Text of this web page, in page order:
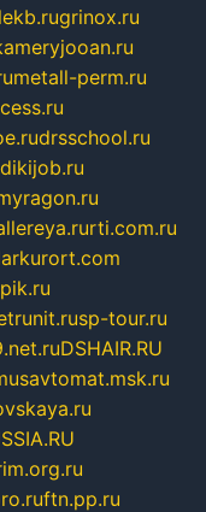
grinox.ru
metall-perm.ru
drsschool.ru
rti.com.ru
sp-tour.ru
DSHAIR.RU
ftn.pp.ru